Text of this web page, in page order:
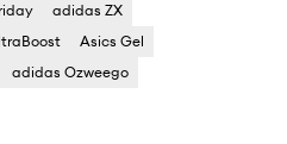
adidas ZX
Asics Gel
adidas Ozweego